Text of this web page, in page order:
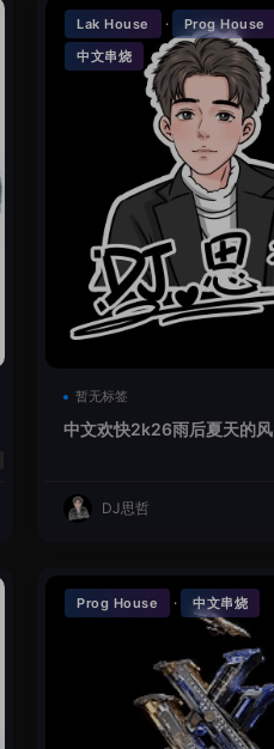
Lak House · Prog House
中文串烧
暂无标签
中文欢快2k26雨后夏天的风
DJ思哲
Prog House · 中文串烧